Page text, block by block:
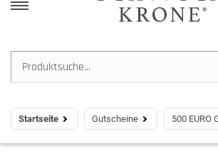
Startseite Gutscheine 500 EURO